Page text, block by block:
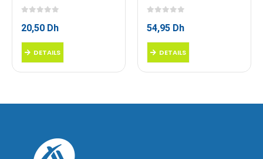
20,50 Dh
DETAILS
54,95 Dh
DETAILS